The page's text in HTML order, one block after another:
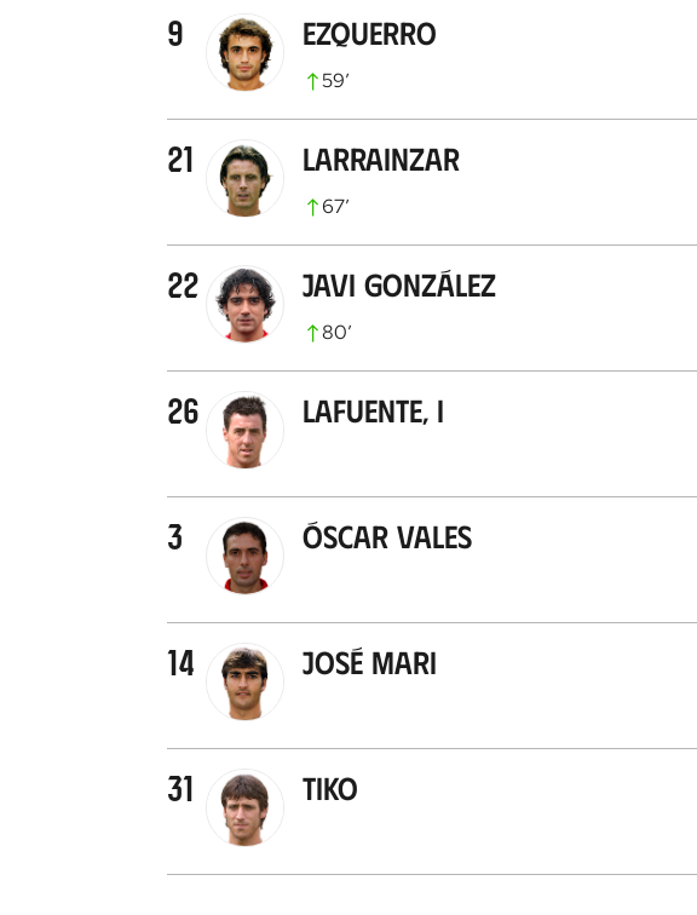
9 Ezquerro
59’
21 Larrainzar
67’
22 Javi González
80’
26 Lafuente, I
3 Óscar Vales
14 José Mari
31 Tiko